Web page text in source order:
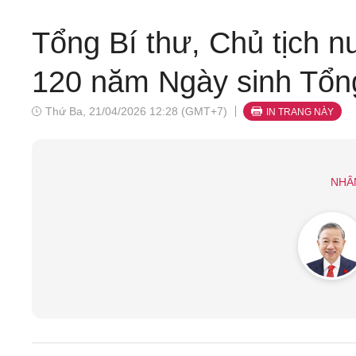
Tổng Bí thư, Chủ tịch
120 năm Ngày sinh
Thứ Ba, 21/04/2026 12:28 (GMT+7) IN TRANG NÀY